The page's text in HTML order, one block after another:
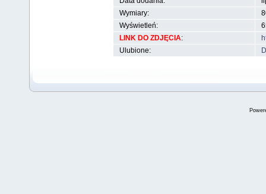
Wymiary:
Wyświetleń:
LINK DO ZDJĘCIA:
Ulubione: